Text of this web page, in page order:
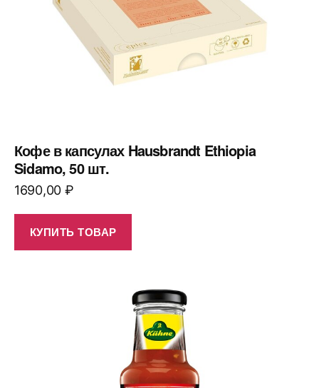
Кофе в капсулах Hausbrandt Ethiopia
Sidamo, 50 шт.
1690,00 ₽
КУПИТЬ ТОВАР